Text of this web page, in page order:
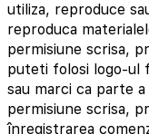
utiliza, reproduce
reproduca
permisiune scrisa,
puteti folosi logo-ul
sau marci ca parte
permisiune scrisa,
înregistrarea